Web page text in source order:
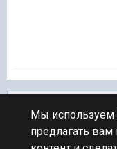
ПЕРЕЙТИ К
Мы используем
предлагать